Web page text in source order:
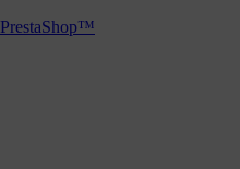
© 2026 - برنامج المتجر من طرف PrestaShop™